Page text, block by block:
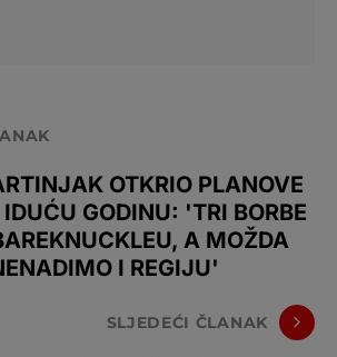
OTKRIO PLANOVE
GODINU: 'TRI BORBE
A MOŽDA
I REGIJU'
SLJEDEĆI ČLANAK